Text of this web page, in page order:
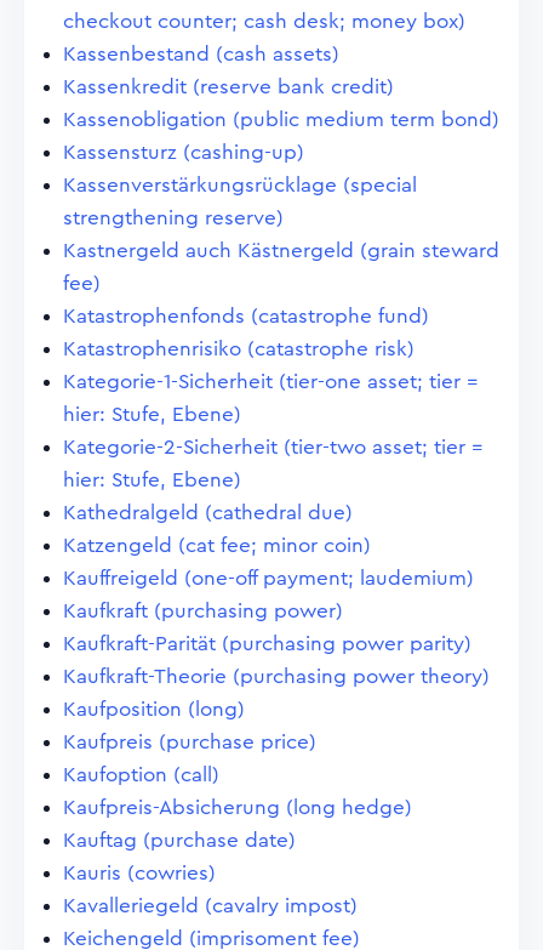
checkout counter; cash desk; money box)
Kassenbestand (cash assets)
Kassenkredit (reserve bank credit)
Kassenobligation (public medium term bond)
Kassensturz (cashing-up)
Kassenverstärkungsrücklage (special
strengthening reserve)
Kastnergeld auch Kästnergeld (grain steward
fee)
Katastrophenfonds (catastrophe fund)
Katastrophenrisiko (catastrophe risk)
Kategorie-1-Sicherheit (tier-one asset; tier =
hier: Stufe, Ebene)
Kategorie-2-Sicherheit (tier-two asset; tier =
hier: Stufe, Ebene)
Kathedralgeld (cathedral due)
Katzengeld (cat fee; minor coin)
Kauffreigeld (one-off payment; laudemium)
Kaufkraft (purchasing power)
Kaufkraft-Parität (purchasing power parity)
Kaufkraft-Theorie (purchasing power theory)
Kaufposition (long)
Kaufpreis (purchase price)
Kaufoption (call)
Kaufpreis-Absicherung (long hedge)
Kauftag (purchase date)
Kauris (cowries)
Kavalleriegeld (cavalry impost)
Keichengeld (imprisoment fee)